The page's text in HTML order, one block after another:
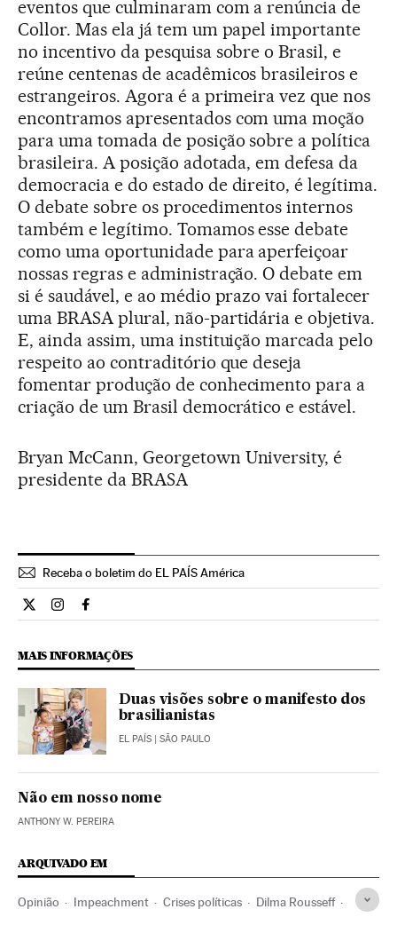
eventos que culminaram com a renúncia de
Collor. Mas ela já tem um papel importante
no incentivo da pesquisa sobre o Brasil, e
reúne centenas de acadêmicos brasileiros e
estrangeiros. Agora é a primeira vez que nos
encontramos apresentados com uma moção
para uma tomada de posição sobre a política
brasileira. A posição adotada, em defesa da
democracia e do estado de direito, é legítima.
O debate sobre os procedimentos internos
também e legítimo. Tomamos esse debate
como uma oportunidade para aperfeiçoar
nossas regras e administração. O debate em
si é saudável, e ao médio prazo vai fortalecer
uma BRASA plural, não-partidária e objetiva.
E, ainda assim, uma instituição marcada pelo
respeito ao contraditório que deseja
fomentar produção de conhecimento para a
criação de um Brasil democrático e estável.
Bryan McCann, Georgetown University, é
presidente da BRASA
Receba o boletim do EL PAÍS América
Opiniao El País Brasil en Twitter
Opiniao El País Brasil en Instagram
Opiniao El País Brasil en Facebook
MAIS INFORMAÇÕES
Duas visões sobre o manifesto dos
brasilianistas
EL PAÍS | SÃO PAULO
Não em nosso nome
ANTHONY W. PEREIRA
ARQUIVADO EM
Opinião Impeachment Crises políticas Dilma Rousseff